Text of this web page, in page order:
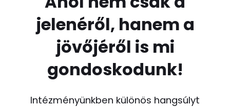
jelenéről, hanem a
jövőjéről is mi
gondoskodunk!
Intézményünkben különös hangsúlyt